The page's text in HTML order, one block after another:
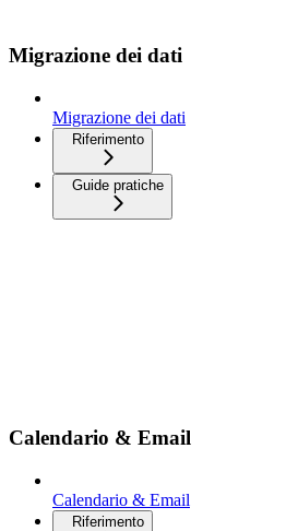
Migrazione dei dati
Migrazione dei dati
Riferimento
Guide pratiche
Calendario & Email
Calendario & Email
Riferimento